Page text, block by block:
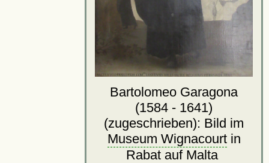
Bartolomeo Garagona
(1584 - 1641)
(zugeschrieben): Bild im
Museum Wignacourtin
Rabat auf Malta